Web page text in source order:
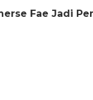
Fae Jadi